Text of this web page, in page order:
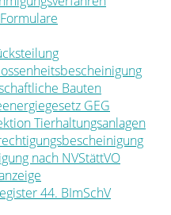
Bauten
GEG
Tierhaltungsanlagen
nach NVStättVO
44. BImSchV